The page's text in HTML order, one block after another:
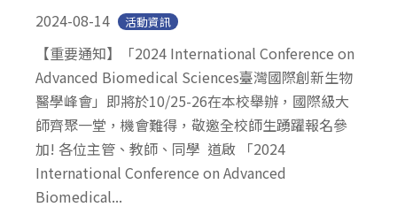
2024-08-14 活動資訊
【重要通知】「2024 International Conference on
Advanced Biomedical Sciences臺灣國際創新生物
醫學峰會」即將於10/25-26在本校舉辦，國際級大
師齊聚一堂，機會難得，敬邀全校師生踴躍報名參
加! 各位主管、教師、同學 道啟 「2024
International Conference on Advanced
Biomedical...